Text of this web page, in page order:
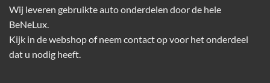
Wij leveren gebruikte auto onderdelen door de hele
BeNeLux.
Kijk in de webshop of neem contact op voor het onderdeel
dat u nodig heeft.